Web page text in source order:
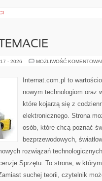
- 2026 MOŻLIWOŚĆ
Internat.com.pl to
nowym technologiom oraz
które kojarzą się z
elektronicznego. Strona
osób, które chcą poznać
bezprzewodowych,
rozwiązań
Sprzętu. To strona, w
suchej teorii, czytelnik